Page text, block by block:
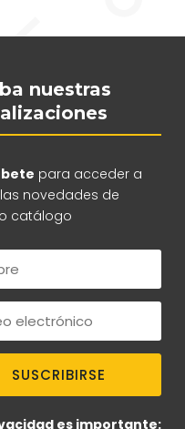
nuestras
para acceder a
novedades de
catálogo
SUSCRIBIRSE
es importante: